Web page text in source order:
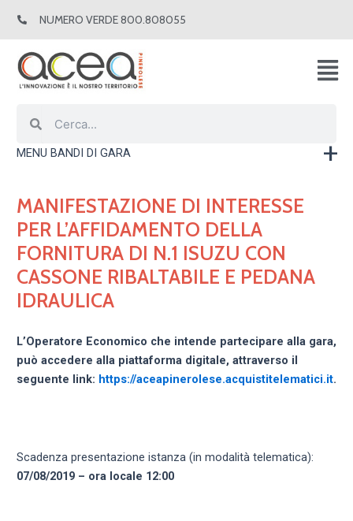
NUMERO VERDE 800.808055
MENU BANDI DI GARA
MANIFESTAZIONE DI INTERESSE
PER L’AFFIDAMENTO DELLA
FORNITURA DI N.1 ISUZU CON
CASSONE RIBALTABILE E PEDANA
IDRAULICA
L’Operatore Economico che intende partecipare alla gara,
può accedere alla piattaforma digitale, attraverso il
seguente link: https://aceapinerolese.acquistitelematici.it.
Scadenza presentazione istanza (in modalità telematica):
07/08/2019 – ora locale 12:00